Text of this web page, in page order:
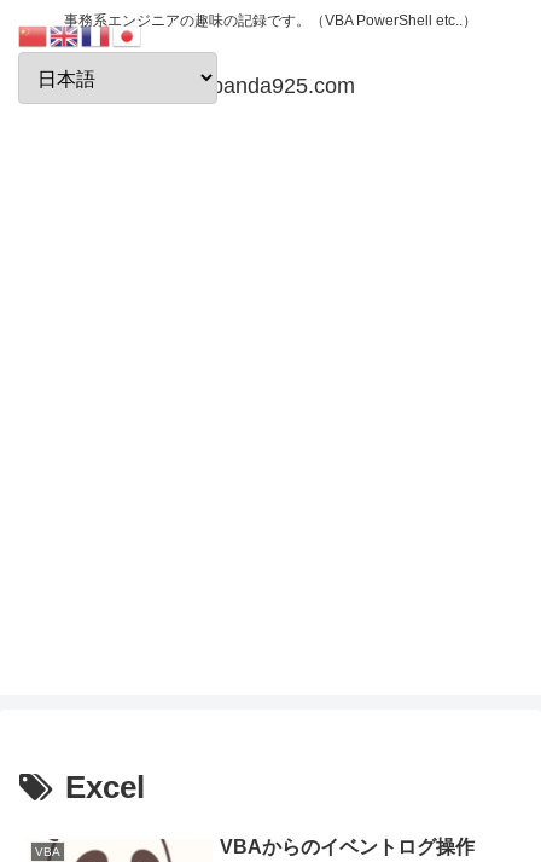
事務系エンジニアの趣味の記録です。（VBA PowerShell etc..）
papanda925.com
Excel
VBA VBAからのイベントログ操作